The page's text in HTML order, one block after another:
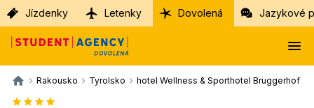
Jízdenky Letenky Dovolená Jazykové
Rakousko Tyrolsko hotel Wellness & Sporthotel Bruggerhof